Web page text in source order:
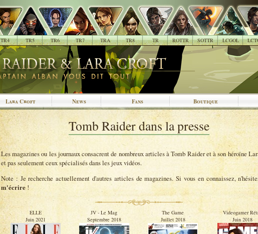
TR4 TR5 TR6 TR7 TRA TR8 TR ROTTR SOTTR LCGOL
Lara Croft News Fans Boutique
Tomb Raider dans la presse
Les magazines ou les journaux consacrent de nombreux articles à Tomb Raider et à son héroïne
et pas seulement ceux spécialisés dans les jeux vidéos.
Note : Je recherche actuellement d'autres articles de magazines. Si vous en connaissez,
m'écrire !
ELLE
Juin 2021
JV - Le Mag
Septembre 2018
The Game
Juillet 2018
Videogamer
Juin 2018